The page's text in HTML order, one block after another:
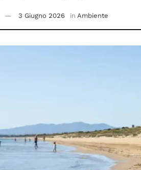
3 Giugno 2026 in Ambiente